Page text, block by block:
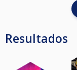
Resultados